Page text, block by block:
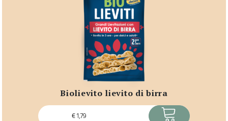
biolievito lievito di birra
€1,79 ACQUISTA